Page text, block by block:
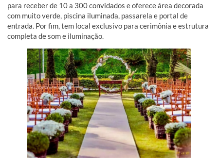
para receber de 10 a 300 convidados e oferece área decorada
com muito verde, piscina iluminada, passarela e portal de
entrada. Por fim, tem local exclusivo para cerimônia e estrutura
completa de som e iluminação.